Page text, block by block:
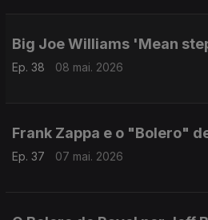
Big Joe Williams 'Mean
Ep. 38 08 mai. 2026
Frank Zappa e o "Bolero"
Ep. 37 07 mai. 2026